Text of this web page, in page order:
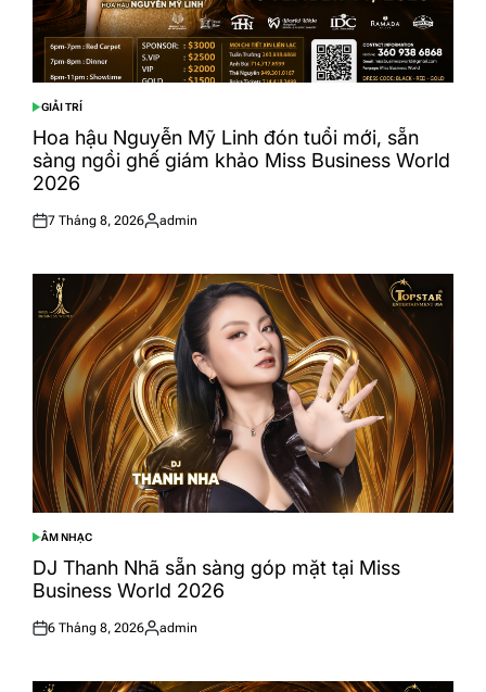
POSTED
IN
GIẢI TRÍ
Hoa hậu Nguyễn Mỹ Linh đón tuổi mới, sẵn
sàng ngồi ghế giám khảo Miss Business World
2026
Posted
7 Tháng 8, 2026
Posted
admin
POSTED
IN
ÂM NHẠC
DJ Thanh Nhã sẵn sàng góp mặt tại Miss
Business World 2026
Posted
6 Tháng 8, 2026
Posted
admin